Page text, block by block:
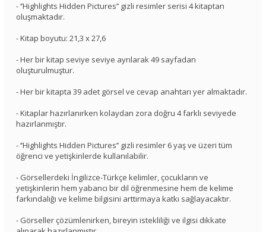
- ‘’Highlights Hidden Pictures’’ gizli resimler serisi 4 kitaptan
oluşmaktadır.
- Kitap boyutu: 21,3 x 27,6
- Her bir kitap seviye seviye ayrılarak 49 sayfadan
oluşturulmuştur.
- Her bir kitapta 39 adet görsel ve cevap anahtarı yer almaktadır.
- Kitaplar hazırlanırken kolaydan zora doğru 4 farklı seviyede
hazırlanmıştır.
- ‘’Highlights Hidden Pictures’’ gizli resimler 6 yaş ve üzeri tüm
öğrenci ve yetişkinlerde kullanılabilir.
- Görsellerdeki İngilizce-Türkçe kelimler, çocukların ve
yetişkinlerin hem yabancı bir dil öğrenmesine hem de kelime
farkındalığı ve kelime bilgisini arttırmaya katkı sağlayacaktır.
- Görseller çözümlenirken, bireyin istekliliği ve ilgisi dikkate